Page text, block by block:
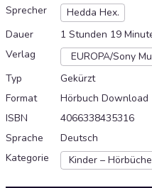
Sprecher
Hedda Hex.
Dauer
1 Stunden 19
Verlag
EUROPA/Sony
Typ
Gekürzt
Format
Hörbuch Download
ISBN
4066338435316
Sprache
Deutsch
Kategorie
Kinder –